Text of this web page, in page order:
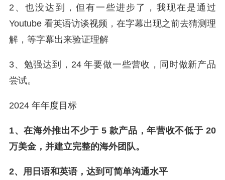
2、也没达到，但有一些进步了，我现在是通过
Youtube 看英语访谈视频，在字幕出现之前去猜测理
解，等字幕出来验证理解
3、勉强达到，24 年要做一些营收，同时做新产品
尝试。
2024 年年度目标
1、在海外推出不少于 5 款产品，年营收不低于 20
万美金，并建立完整的海外团队。
2、用日语和英语，达到可简单沟通水平